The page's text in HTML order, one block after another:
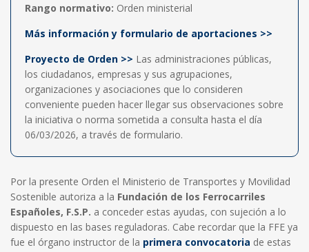
Rango normativo: Orden ministerial
Más información y formulario de aportaciones >>
Proyecto de Orden >> Las administraciones públicas,
los ciudadanos, empresas y sus agrupaciones,
organizaciones y asociaciones que lo consideren
conveniente pueden hacer llegar sus observaciones sobre
la iniciativa o norma sometida a consulta hasta el día
06/03/2026, a través de formulario.
Por la presente Orden el Ministerio de Transportes y Movilidad
Sostenible autoriza a la Fundación de los Ferrocarriles
Españoles, F.S.P. a conceder estas ayudas, con sujeción a lo
dispuesto en las bases reguladoras. Cabe recordar que la FFE ya
fue el órgano instructor de la primera convocatoria de estas